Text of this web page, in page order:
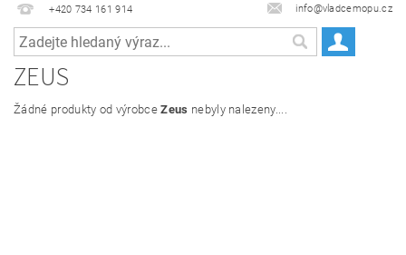
+420 734 161 914 info@vladcemopu.cz
ZEUS
Žádné produkty od výrobceZeus nebyly nalezeny....